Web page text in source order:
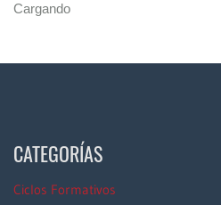
Cargando
CATEGORÍAS
Ciclos Formativos